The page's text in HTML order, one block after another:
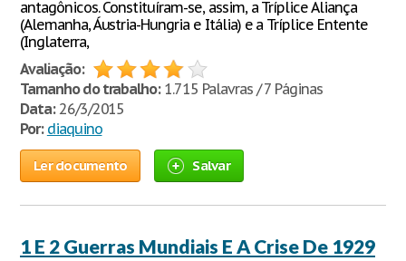
antagônicos. Constituíram-se, assim, a Tríplice Aliança
(Alemanha, Áustria-Hungria e Itália) e a Tríplice Entente
(Inglaterra,
Avaliação:
Tamanho do trabalho:1.715 Palavras / 7 Páginas
Data:26/3/2015
Por: diaquino
Ler documento Salvar
1 E 2 Guerras Mundiais E A Crise De 1929